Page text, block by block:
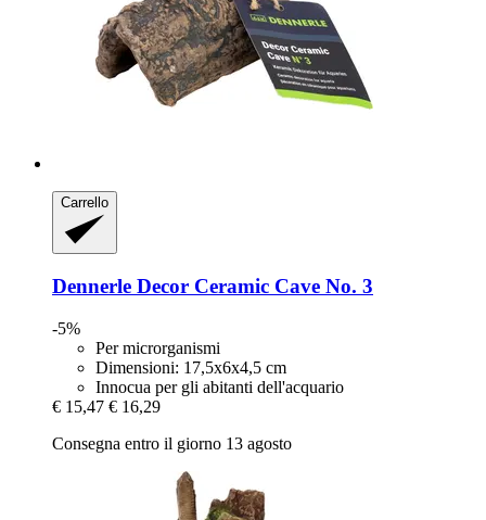
Carrello
Dennerle Decor Ceramic Cave No. 3
-5%
Per microrganismi
Dimensioni: 17,5x6x4,5 cm
Innocua per gli abitanti dell'acquario
€ 15,47 € 16,29
Consegna entro il giorno 13 agosto